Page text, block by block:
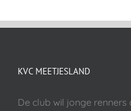
KVC MEETJESLAND
De club wil jonge